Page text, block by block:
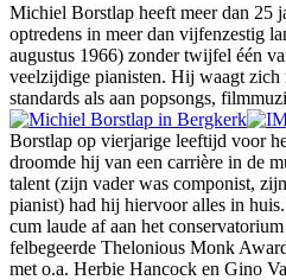
Michiel Borstlap heeft meer dan 25
optredens in meer dan vijfenzestig
augustus 1966) zonder twijfel één
veelzijdige pianisten. Hij waagt zich
standards als aan popsongs,
Borstlap op vierjarige leeftijd voor
droomde hij van een carrière in de
talent (zijn vader was componist,
pianist) had hij hiervoor alles in
cum laude af aan het
felbegeerde Thelonious Monk
met o.a. Herbie Hancock en Gino